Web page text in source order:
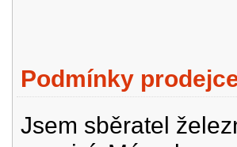
Podmínky
Jsem sběratel